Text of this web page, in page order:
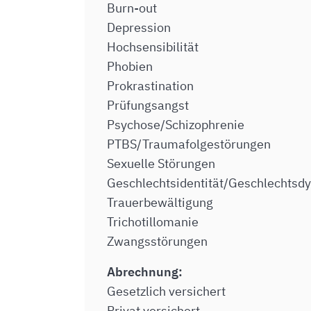
Burn-out
Depression
Hochsensibilität
Phobien
Prokrastination
Prüfungsangst
Psychose/Schizophrenie
PTBS/Traumafolgestörungen
Sexuelle Störungen
Geschlechtsidentität/
Trauerbewältigung
Trichotillomanie
Zwangsstörungen
Abrechnung:
Gesetzlich versichert